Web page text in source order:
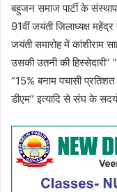
बहुजन समाज पार्टी के
91वीं जयंती जिलाध्यक्ष
जयंती समारोह में कांशीराम
उसकी उतनी की हिस्सेदारी”
“15% बनाम पचासी
डीएम” इत्यादि से संघ के